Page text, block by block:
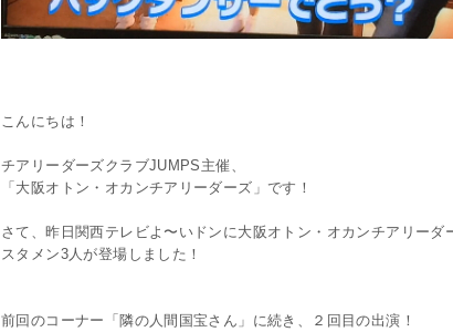
こんにちは！
チアリーダーズクラブJUMPS主催、
「大阪オトン・オカンチアリーダーズ」です！
さて、昨日関西テレビよ〜いドンに大阪オトン・オカンチアリーダ
スタメン3人が登場しました！
前回のコーナー「隣の人間国宝さん」に続き、２回目の出演！